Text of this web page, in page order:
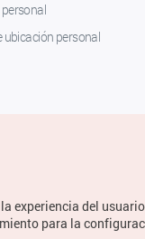
ubicación personal
experiencia del
para la